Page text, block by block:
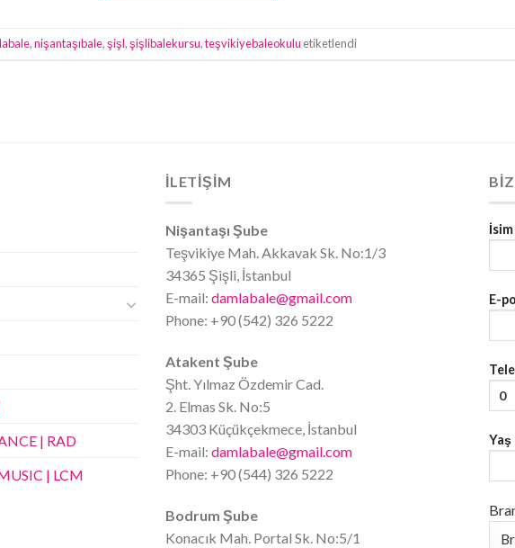
,nişantaşıbale,şişl,şişlibalekursu,teşvikiyebaleokulu etiketlendi
| RAD
| LCM
İLETİŞİM
Nişantaşı Şube
Teşvikiye Mah. Akkavak Sk. No:1/3
34365 Şişli, İstanbul
E-mail: damlabale@gmail.com
Phone: +90 (542) 326 5222
Atakent Şube
Şht. Yılmaz Özdemir Cad.
2. Elmas Sk. No:5
34303 Küçükçekmece, İstanbul
E-mail: damlabale@gmail.com
Phone: +90 (544) 326 5222
Bodrum Şube
Konacık Mah. Portal Sk. No:5/1
İsim
E-
Yaş